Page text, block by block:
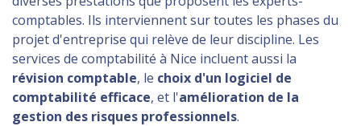
comptables. Ils interviennent sur toutes les phases du
projet d'entreprise qui relève de leur discipline. Les
services de comptabilité à Nice incluent aussi la
révision comptable, le choix d'un logiciel de
comptabilité efficace, et l'amélioration de la
gestion des risques professionnels.